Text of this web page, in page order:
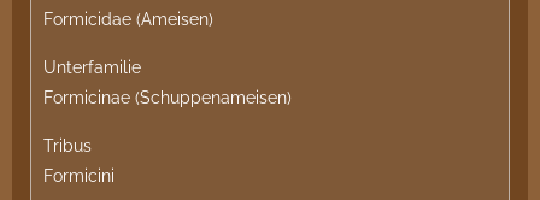
Formicidae (Ameisen)
Unterfamilie
Formicinae (Schuppenameisen)
Tribus
Formicini